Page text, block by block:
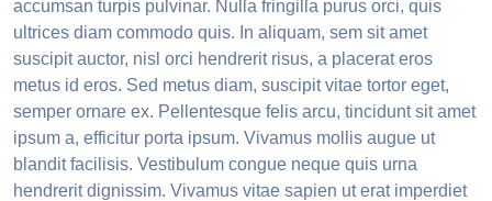
accumsan turpis pulvinar. Nulla fringilla purus orci, quis
ultrices diam commodo quis. In aliquam, sem sit amet
suscipit auctor, nisl orci hendrerit risus, a placerat eros
metus id eros. Sed metus diam, suscipit vitae tortor eget,
semper ornare ex. Pellentesque felis arcu, tincidunt sit amet
ipsum a, efficitur porta ipsum. Vivamus mollis augue ut
blandit facilisis. Vestibulum congue neque quis urna
hendrerit dignissim. Vivamus vitae sapien ut erat imperdiet